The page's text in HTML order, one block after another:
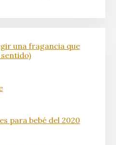
una fragancia que
para bebé del 2020